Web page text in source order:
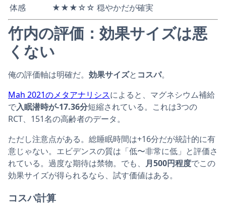
体感
★★★☆☆ 穏やかだが確実
竹内の評価：効果サイズは悪
くない
俺の評価軸は明確だ。 効果サイズと コスパ。
Mah 2021のメタアナリシスによると、マグネシウム補給
で入眠潜時が-17.36分短縮されている。これは3つの
RCT、151名の高齢者のデータ。
ただし注意点がある。総睡眠時間は+16分だが統計的に有
意じゃない。エビデンスの質は「低〜非常に低」と評価さ
れている。過度な期待は禁物。でも、 月500円程度でこの
効果サイズが得られるなら、試す価値はある。
コスパ計算